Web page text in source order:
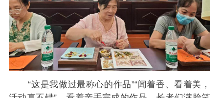
“这是我做过最称心的作品”“闻着香、看着美，